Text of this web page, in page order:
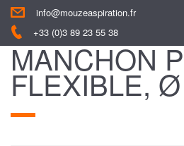
info@mouzeaspiration.fr
+33 (0)3 89 23 55 38
MANCHON
FLEXIBLE,